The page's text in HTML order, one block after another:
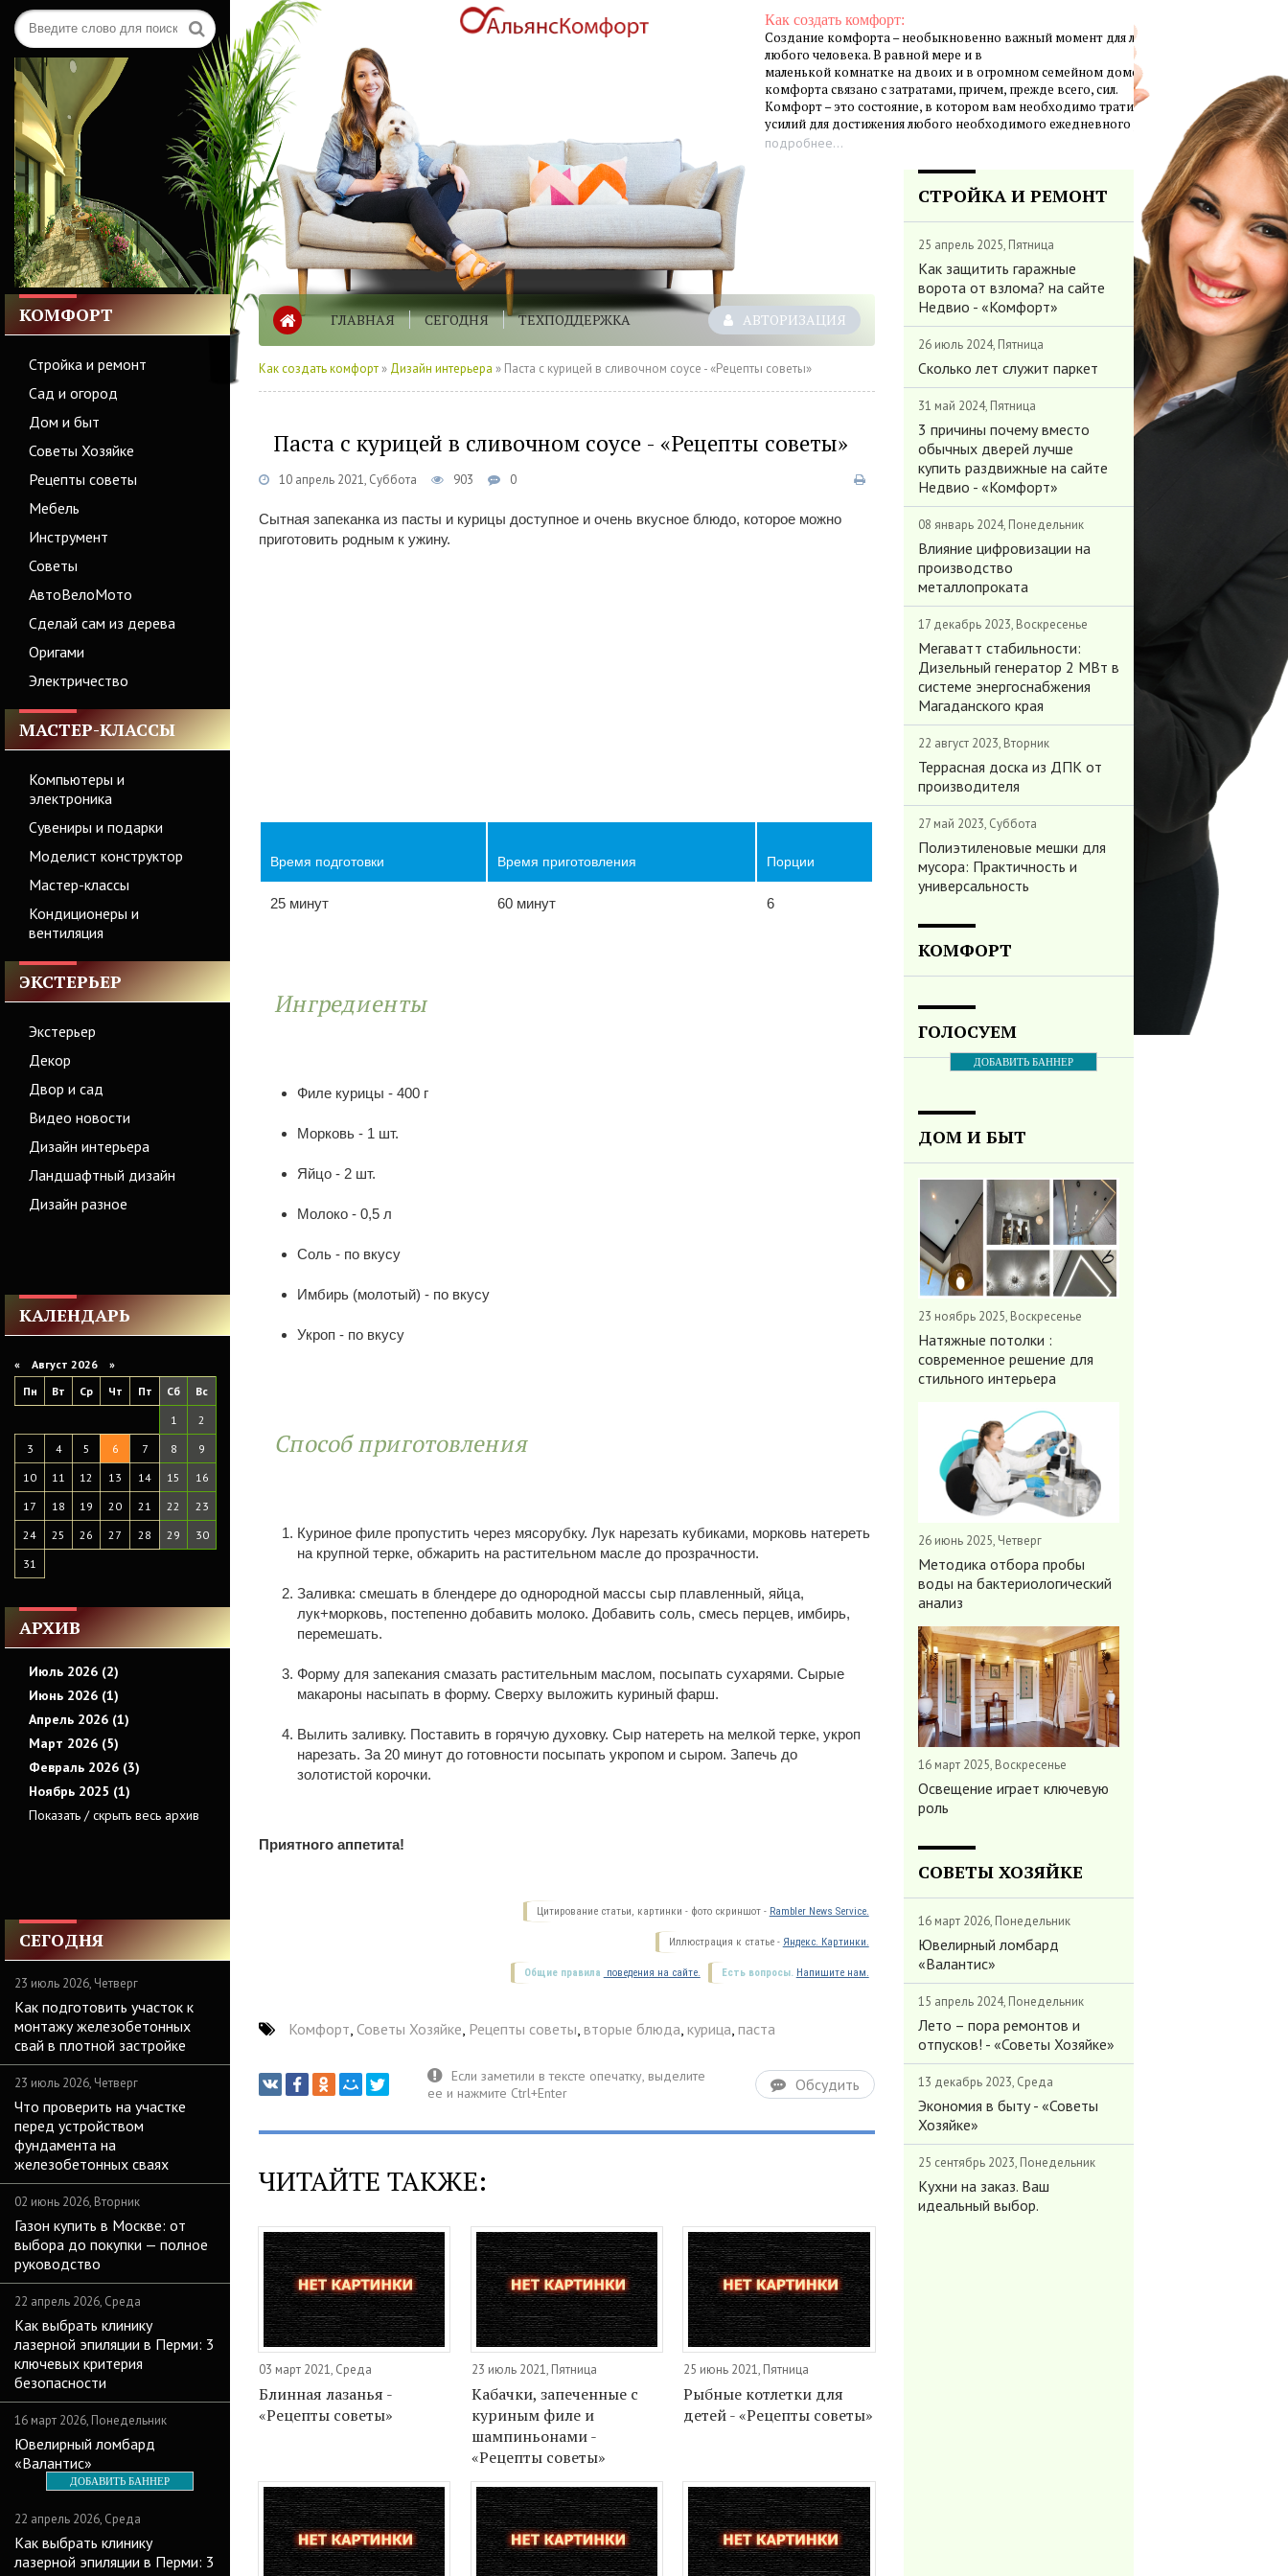
Как создать комфорт:
Создание комфорта – необыкновенно важный момент для личной жизни
любого человека. В равной мере и в
маленькой комнатке на двоих и в огромном семейном доме создание
комфорта связано с затратами, причем, прежде всего, сил.
Комфорт – это состояние, в котором вам необходимо тратить минимум
усилий для достижения любого необходимого ежедневного результата.
подробнее...
КОМФОРТ
Стройка и ремонт
Сад и огород
Дом и быт
Советы Хозяйке
Рецепты советы
Мебель
Инструмент
Советы
АвтоВелоМото
Сделай сам из дерева
Оригами
Электричество
МАСТЕР-КЛАССЫ
Компьютеры и
электроника
Сувениры и подарки
Моделист конструктор
Мастер-классы
Кондиционеры и
вентиляция
ЭКСТЕРЬЕР
Экстерьер
Декор
Двор и сад
Видео новости
Дизайн интерьера
Ландшафтный дизайн
Дизайн разное
КАЛЕНДАРЬ
« Август 2026 »
Пн
Вт Ср Чт Пт Сб
Вс
1
2
3
4 5 6 7 8
9
10
11 12 13 14 15
16
17
18 19 20 21 22
23
24
25 26 27 28 29
30
31
АРХИВ
Июль 2026 (2)
Июнь 2026 (1)
Апрель 2026 (1)
Март 2026 (5)
Февраль 2026 (3)
Ноябрь 2025 (1)
Показать / скрыть весь архив
СЕГОДНЯ
23 июль 2026, Четверг
Как подготовить участок к
монтажу железобетонных
свай в плотной застройке
23 июль 2026, Четверг
Что проверить на участке
перед устройством
фундамента на
железобетонных сваях
02 июнь 2026, Вторник
Газон купить в Москве: от
выбора до покупки — полное
руководство
22 апрель 2026, Среда
Как выбрать клинику
лазерной эпиляции в Перми: 3
ключевых критерия
безопасности
16 март 2026, Понедельник
Ювелирный ломбард
«Валантис»
ДОБАВИТЬ БАННЕР
22 апрель 2026, Среда
Как выбрать клинику
лазерной эпиляции в Перми: 3
ГЛАВНАЯ СЕГОДНЯ ТЕХПОДДЕРЖКА АВТОРИЗАЦИЯ
Как создать комфорт » Дизайн интерьера » Паста с курицей в сливочном соусе - «Рецепты советы»
Паста с курицей в сливочном соусе - «Рецепты советы»
10 апрель 2021, Суббота 903 0
Сытная запеканка из пасты и курицы доступное и очень вкусное блюдо, которое можно
приготовить родным к ужину.
Время подготовки Время приготовления Порции
25 минут 60 минут 6
Ингредиенты
Филе курицы - 400 г
Морковь - 1 шт.
Яйцо - 2 шт.
Молоко - 0,5 л
Соль - по вкусу
Имбирь (молотый) - по вкусу
Укроп - по вкусу
Способ приготовления
Куриное филе пропустить через мясорубку. Лук нарезать кубиками, морковь натереть
на крупной терке, обжарить на растительном масле до прозрачности.
Заливка: смешать в блендере до однородной массы сыр плавленный, яйца,
лук+морковь, постепенно добавить молоко. Добавить соль, смесь перцев, имбирь,
перемешать.
Форму для запекания смазать растительным маслом, посыпать сухарями. Сырые
макароны насыпать в форму. Сверху выложить куриный фарш.
Вылить заливку. Поставить в горячую духовку. Сыр натереть на мелкой терке, укроп
нарезать. За 20 минут до готовности посыпать укропом и сыром. Запечь до
золотистой корочки.
Приятного аппетита!
Цитирование статьи, картинки - фото скриншот - Rambler News Service.
Иллюстрация к статье - Яндекс. Картинки.
Есть вопросы. Напишите нам.
Общие правила поведения на сайте.
Комфорт, Советы Хозяйке, Рецепты советы, вторые блюда, курица, паста
Обсудить
ЧИТАЙТЕ ТАКЖЕ:
03 март 2021, Среда
Блинная лазанья -
«Рецепты советы»
23 июль 2021, Пятница
Кабачки, запеченные с
куриным филе и
шампиньонами -
«Рецепты советы»
25 июнь 2021, Пятница
Рыбные котлетки для
детей - «Рецепты советы»
СТРОЙКА И РЕМОНТ
25 апрель 2025, Пятница
Как защитить гаражные
ворота от взлома? на сайте
Недвио - «Комфорт»
26 июль 2024, Пятница
Сколько лет служит паркет
31 май 2024, Пятница
3 причины почему вместо
обычных дверей лучше
купить раздвижные на сайте
Недвио - «Комфорт»
08 январь 2024, Понедельник
Влияние цифровизации на
производство
металлопроката
17 декабрь 2023, Воскресенье
Мегаватт стабильности:
Дизельный генератор 2 МВт в
системе энергоснабжения
Магаданского края
22 август 2023, Вторник
Террасная доска из ДПК от
производителя
27 май 2023, Суббота
Полиэтиленовые мешки для
мусора: Практичность и
универсальность
КОМФОРТ
ГОЛОСУЕМ
ДОБАВИТЬ БАННЕР
ДОМ И БЫТ
23 ноябрь 2025, Воскресенье
Натяжные потолки :
современное решение для
стильного интерьера
26 июнь 2025, Четверг
Методика отбора пробы
воды на бактериологический
анализ
16 март 2025, Воскресенье
Освещение играет ключевую
роль
СОВЕТЫ ХОЗЯЙКЕ
16 март 2026, Понедельник
Ювелирный ломбард
«Валантис»
15 апрель 2024, Понедельник
Лето – пора ремонтов и
отпусков! - «Советы Хозяйке»
13 декабрь 2023, Среда
Экономия в быту - «Советы
Хозяйке»
25 сентябрь 2023, Понедельник
Кухни на заказ. Ваш
идеальный выбор.